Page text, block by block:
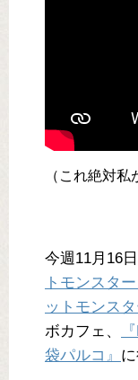
（これ絶対
今週11月16
トモンスタ
ットモンスタ
ボカフェ、
袋パルコ』